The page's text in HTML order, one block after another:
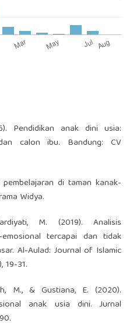
Pendidikan anak dini usia:
calon ibu. Bandung: CV
di taman kanak-
Widya.
M. (2019). Analisis
emosional tercapai dan tidak
Al-Aulad: Journal of Islamic
19-31.
M., & Gustiana, E. (2020).
anak usia dini. Jurnal